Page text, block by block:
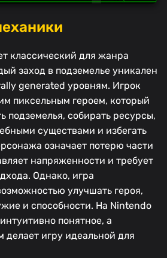
классический для жанра
заход в подземелье уникален
generated уровням. Игрок
пиксельным героем, который
подземелья, собирать ресурсы,
существами и избегать
означает потерю части
напряженности и требует
Однако, игра
улучшать героя,
и способности. На Nintendo
понятное, а
игру идеальной для